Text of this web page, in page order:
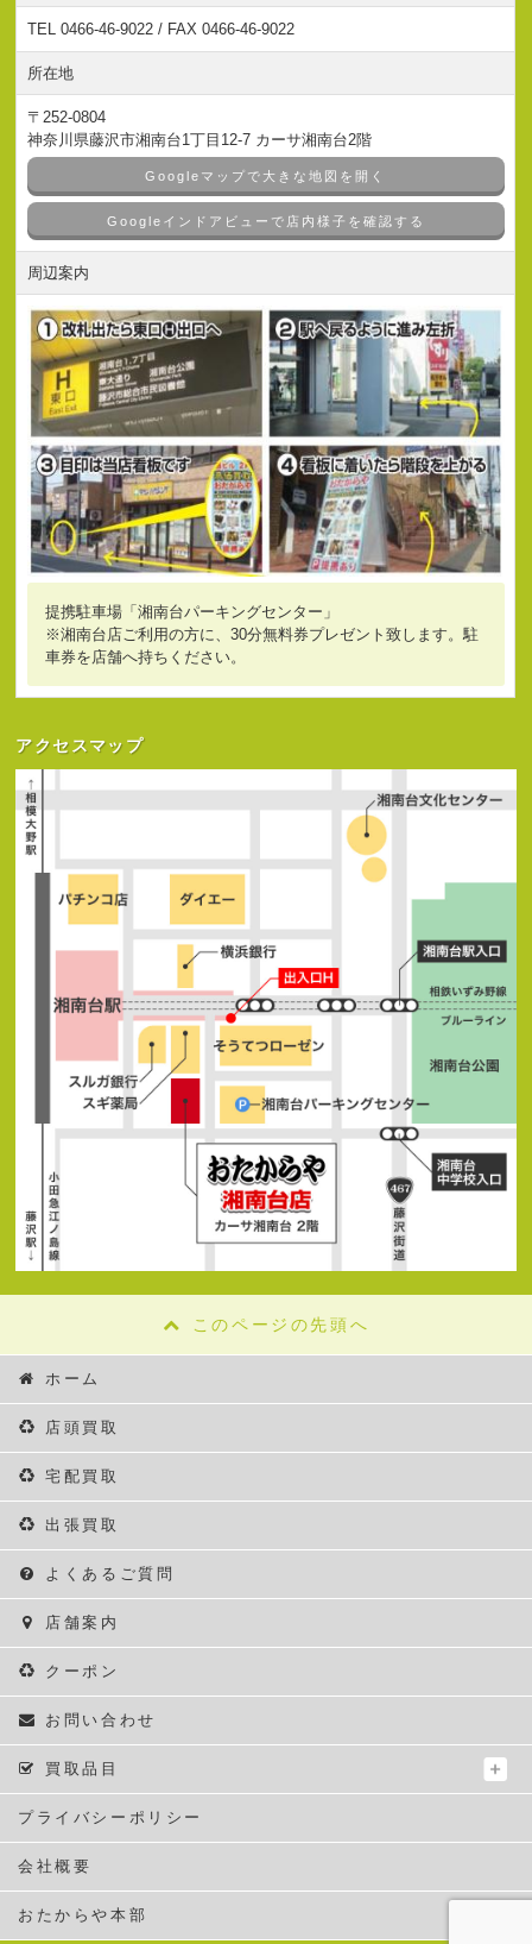
TEL 0466-46-9022 / FAX 0466-46-9022
所在地
〒252-0804
神奈川県藤沢市湘南台1丁目12-7 カーサ湘南台2階
Googleマップで大きな地図を開く
Googleインドアビューで店内様子を確認する
周辺案内
提携駐車場「湘南台パーキングセンター」
※湘南台店ご利用の方に、30分無料券プレゼント致します。駐
車券を店舗へ持ちください。
アクセスマップ
このページの先頭へ
ホーム
店頭買取
宅配買取
出張買取
よくあるご質問
店舗案内
クーポン
お問い合わせ
買取品目
プライバシーポリシー
会社概要
おたからや本部